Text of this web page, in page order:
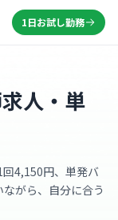
1日お試し勤務
人・単
4,150円、単発バ
がら、自分に合う